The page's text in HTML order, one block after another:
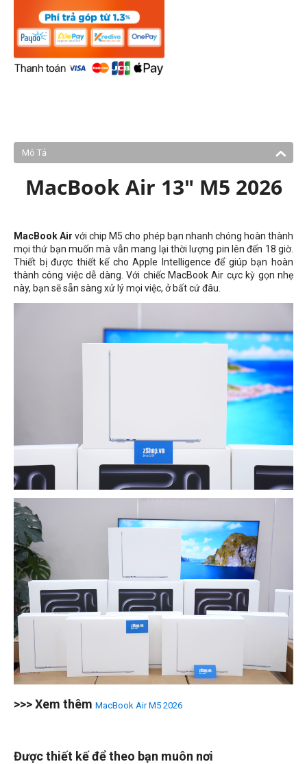
Mô Tả
MacBook Air 13" M5 2026
MacBook Air với chip M5 cho phép bạn nhanh chóng hoàn thành
mọi thứ bạn muốn mà vẫn mang lại thời lượng pin lên đến 18 giờ.
Thiết bị được thiết kế cho Apple Intelligence để giúp bạn hoàn
thành công việc dễ dàng. Với chiếc MacBook Air cực kỳ gọn nhẹ
này, bạn sẽ sẵn sàng xử lý mọi việc, ở bất cứ đâu.
>>> Xem thêm MacBook Air M5 2026
Được thiết kế để theo bạn muôn nơi